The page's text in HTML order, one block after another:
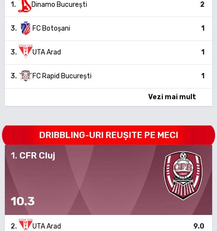
1 . Dinamo București 2
3. FC Botoșani 1
3. UTA Arad 1
3. FC Rapid București 1
Vezi mai mult
DRIBBLING-URI REUȘITE PE MECI
1. CFR Cluj
10.3
2. UTA Arad 9.0